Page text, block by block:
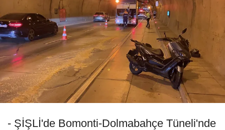
- ŞİŞLİ'de Bomonti-Dolmabahçe Tüneli'nde